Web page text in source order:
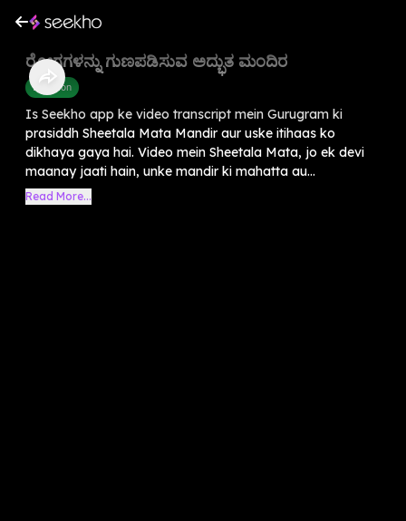
ರೋಗಗಳನ್ನು ಗುಣಪಡಿಸುವ ಅದ್ಭುತ ಮಂದಿರ
Devotion
Is Seekho app ke video transcript mein Gurugram ki
prasiddh Sheetala Mata Mandir aur uske itihaas ko
dikhaya gaya hai. Video mein Sheetala Mata, jo ek devi
maanay jaati hain, unke mandir ki mahatta au...
Read More...